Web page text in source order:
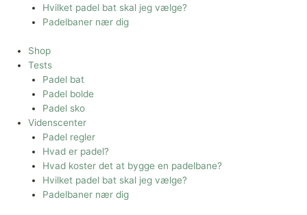
Hvilket padel bat skal jeg vælge?
Padelbaner nær dig
Shop
Tests
Padel bat
Padel bolde
Padel sko
Videnscenter
Padel regler
Hvad er padel?
Hvad koster det at bygge en padelbane?
Hvilket padel bat skal jeg vælge?
Padelbaner nær dig